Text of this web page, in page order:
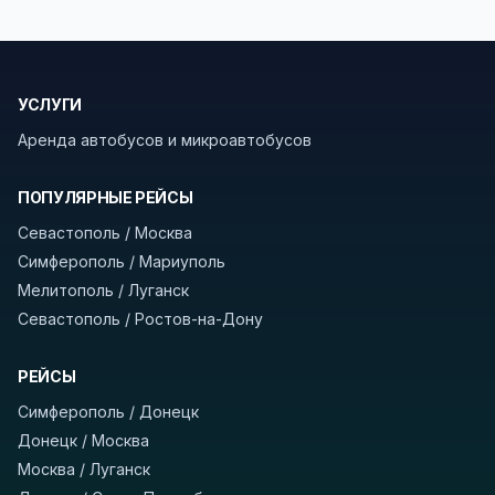
пересечения у оператора или в пограничной
службе.
В автобусах есть всё необходимое для
кондиционер, отопление, зарядка
устройств, вода, пледы. На больших
автобусах работают стюарды. У нас
скрытых платежейинаценки на билеты
печатать билет заранее не нужно.
Как забронировать билет?
отправления и прибытия, дату выезда и
нажмите «Найти рейсы». В списке рейсов
УСЛУГИ
Аренда автобусов и микроавтобусов
ПОПУЛЯРНЫЕ РЕЙСЫ
Севастополь / Москва
Симферополь / Мариуполь
Мелитополь / Луганск
Севастополь / Ростов-на-Дону
РЕЙСЫ
Симферополь / Донецк
Донецк / Москва
Москва / Луганск